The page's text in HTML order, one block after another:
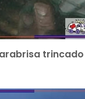
trincado